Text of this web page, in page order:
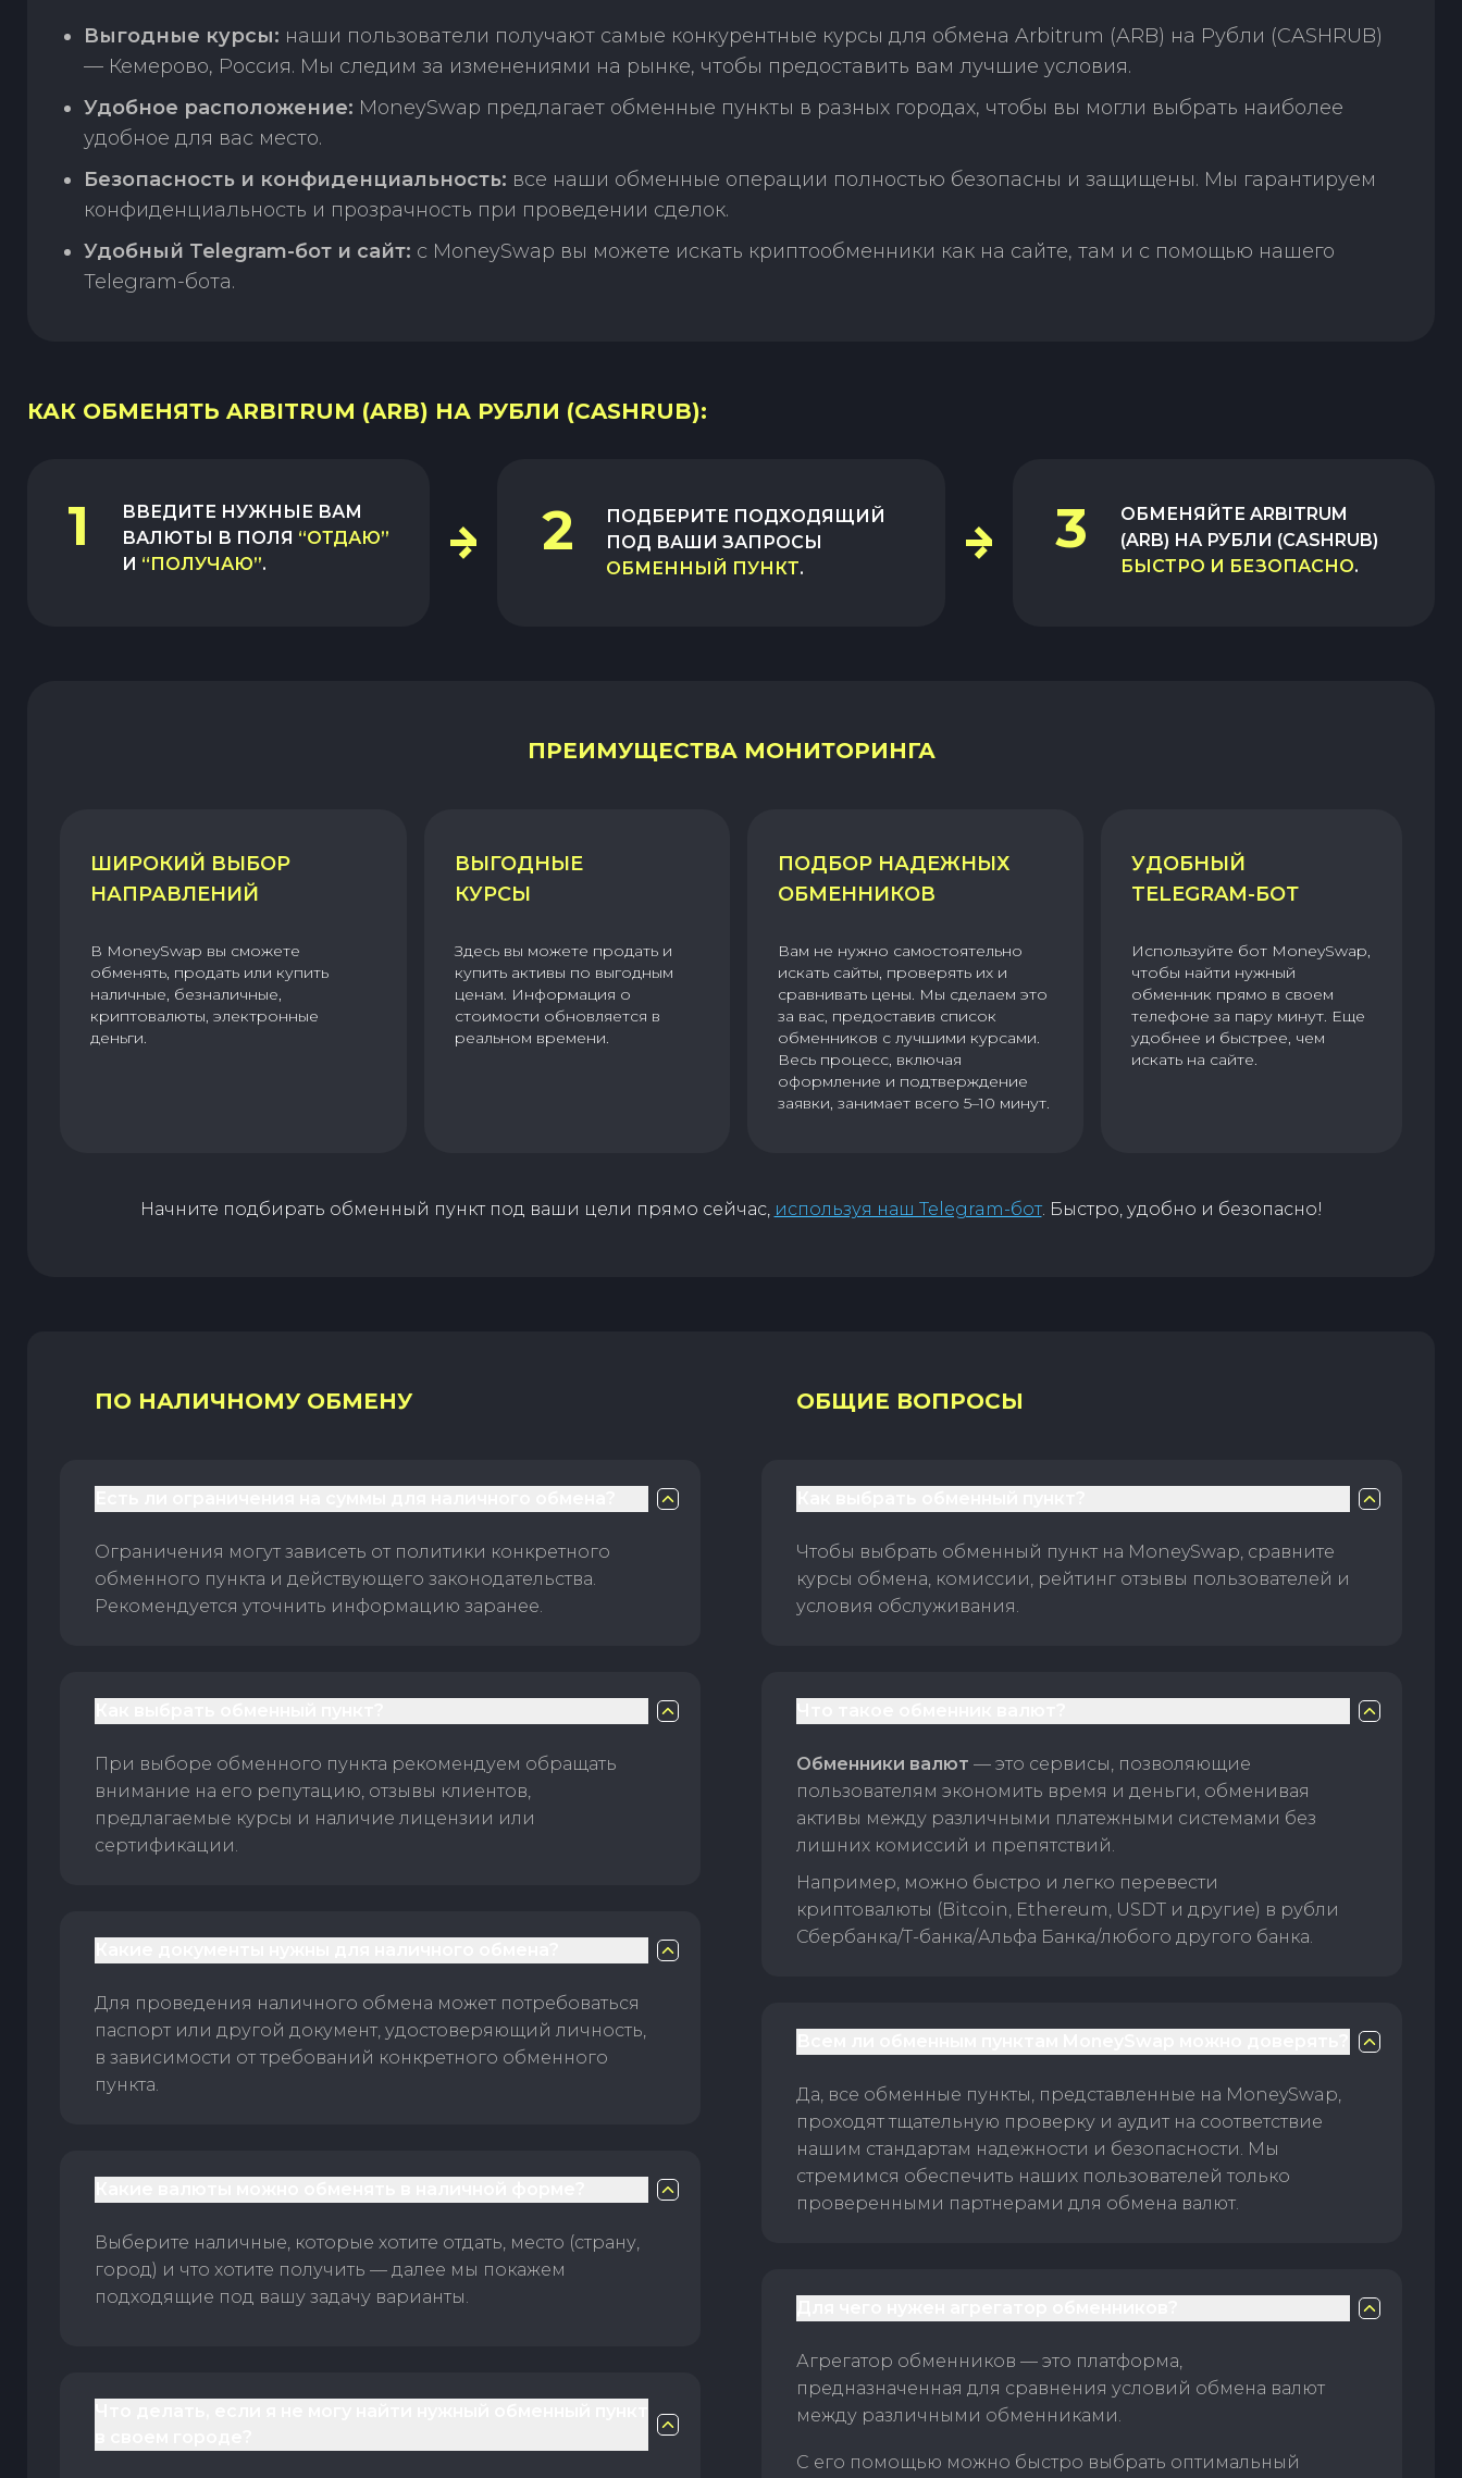
Выгодные курсы: наши пользователи получают самые конкурентные курсы для обмена Arbitrum (ARB) на Рубли (CASHRUB)
— Кемерово, Россия. Мы следим за изменениями на рынке, чтобы предоставить вам лучшие условия.
Удобное расположение: MoneySwap предлагает обменные пункты в разных городах, чтобы вы могли выбрать наиболее
удобное для вас место.
Безопасность и конфиденциальность: все наши обменные операции полностью безопасны и защищены. Мы гарантируем
конфиденциальность и прозрачность при проведении сделок.
Удобный Telegram-бот и сайт: с MoneySwap вы можете искать криптообменники как на сайте, там и с помощью нашего
Telegram-бота.
КАК ОБМЕНЯТЬ ARBITRUM (ARB) НА РУБЛИ (CASHRUB):
1
ВВЕДИТЕ НУЖНЫЕ ВАМ
ВАЛЮТЫ В ПОЛЯ “ОТДАЮ”
И “ПОЛУЧАЮ”.
2
ПОДБЕРИТЕ ПОДХОДЯЩИЙ
ПОД ВАШИ ЗАПРОСЫ
ОБМЕННЫЙ ПУНКТ.
3 ОБМЕНЯЙТЕARBITRUM
(ARB) НА РУБЛИ (CASHRUB)
БЫСТРО И БЕЗОПАСНО.
ПРЕИМУЩЕСТВА МОНИТОРИНГА
ШИРОКИЙ ВЫБОР
НАПРАВЛЕНИЙ
В MoneySwap вы сможете
обменять, продать или купить
наличные, безналичные,
криптовалюты, электронные
деньги.
ВЫГОДНЫЕ
КУРСЫ
Здесь вы можете продать и
купить активы по выгодным
ценам. Информация о
стоимости обновляется в
реальном времени.
ПОДБОР НАДЕЖНЫХ
ОБМЕННИКОВ
Вам не нужно самостоятельно
искать сайты, проверять их и
сравнивать цены. Мы сделаем это
за вас, предоставив список
обменников с лучшими курсами.
Весь процесс, включая
оформление и подтверждение
заявки, занимает всего 5–10 минут.
УДОБНЫЙ
TELEGRAM-БОТ
Используйте бот MoneySwap,
чтобы найти нужный
обменник прямо в своем
телефоне за пару минут. Еще
удобнее и быстрее, чем
искать на сайте.
Начните подбирать обменный пункт под ваши цели прямо сейчас, используя наш Telegram-бот. Быстро, удобно и безопасно!
ПО НАЛИЧНОМУ ОБМЕНУ
Ограничения могут зависеть от политики конкретного
обменного пункта и действующего законодательства.
Рекомендуется уточнить информацию заранее.
При выборе обменного пункта рекомендуем обращать
внимание на его репутацию, отзывы клиентов,
предлагаемые курсы и наличие лицензии или
сертификации.
Для проведения наличного обмена может потребоваться
паспорт или другой документ, удостоверяющий личность,
в зависимости от требований конкретного обменного
пункта.
Выберите наличные, которые хотите отдать, место (страну,
город) и что хотите получить — далее мы покажем
подходящие под вашу задачу варианты.
ОБЩИЕ ВОПРОСЫ
Чтобы выбрать обменный пункт на MoneySwap, сравните
курсы обмена, комиссии, рейтинг отзывы пользователей и
условия обслуживания.
Обменники валют — это сервисы, позволяющие
пользователям экономить время и деньги, обменивая
активы между различными платежными системами без
лишних комиссий и препятствий.
Например, можно быстро и легко перевести
криптовалюты (Bitcoin, Ethereum, USDT и другие) в рубли
Сбербанка/Т-банка/Альфа Банка/любого другого банка.
Да, все обменные пункты, представленные на MoneySwap,
проходят тщательную проверку и аудит на соответствие
нашим стандартам надежности и безопасности. Мы
стремимся обеспечить наших пользователей только
проверенными партнерами для обмена валют.
Агрегатор обменников — это платформа,
предназначенная для сравнения условий обмена валют
между различными обменниками.
С его помощью можно быстро выбрать оптимальный